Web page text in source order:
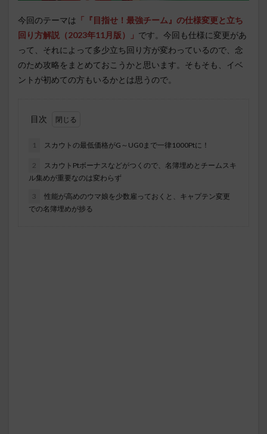
今回のテーマは 「 『目指せ！最強チーム』 の仕様変更と立ち
回り方解説（2023年11月版）」 です。今回も仕様に変更があ
って、それによって多少立ち回り方が変わっているので、念
のため攻略をまとめておこうかと思います。そもそも、イベ
ントが初めての方もいるかとは思うので。
目次
1 スカウトの最低価格がG～UG0まで一律1000Ptに！
2
スカウトPtボーナスなどがつくので、名簿埋めとチームスキ
ル集めが重要なのは変わらず
3
性能が高めのウマ娘を少数雇っておくと、キャプテン変更
での名簿埋めが捗る